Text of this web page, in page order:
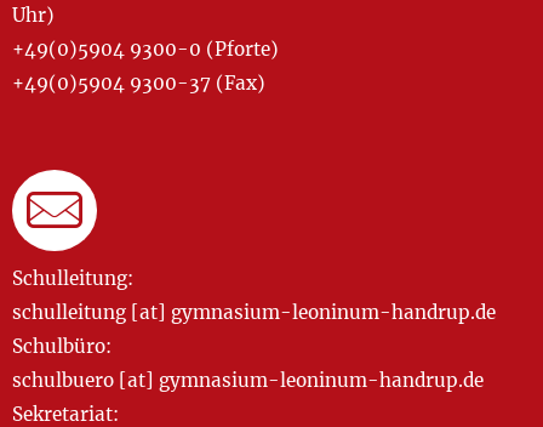
Uhr)
+49(0)5904 9300-0 (Pforte)
+49(0)5904 9300-37 (Fax)
Schulleitung:
schulleitung [at] gymnasium-leoninum-handrup.de
Schulbüro:
schulbuero [at] gymnasium-leoninum-handrup.de
Sekretariat: